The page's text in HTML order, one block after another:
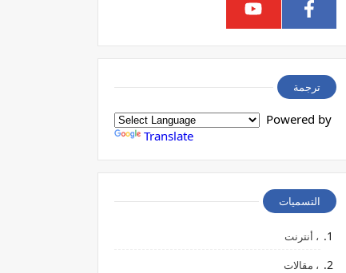
ترجمة
Powered by
Translate
التسميات
، أنترنت
، مقالات